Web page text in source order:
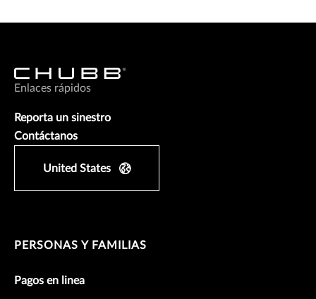
Enlaces rápidos
Reporta un sinestro
Contáctanos
United States
PERSONAS Y FAMILIAS
Pagos en linea